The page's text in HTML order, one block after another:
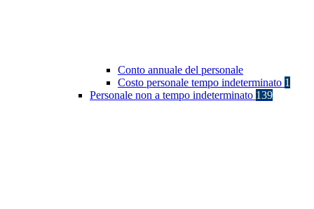
Conto annuale del personale
Costo personale tempo indeterminato 1
Personale non a tempo indeterminato 139